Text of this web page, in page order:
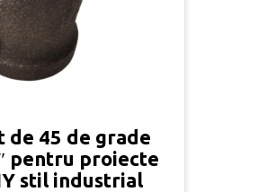
de 45 de grade
pentru proiecte
stil industrial